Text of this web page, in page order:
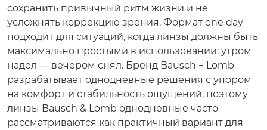
сохранить привычный ритм жизни и не
усложнять коррекцию зрения. Формат one day
подходит для ситуаций, когда линзы должны быть
максимально простыми в использовании: утром
надел — вечером снял. Бренд Bausch + Lomb
разрабатывает однодневные решения с упором
на комфорт и стабильность ощущений, поэтому
линзы Bausch & Lomb однодневные часто
рассматриваются как практичный вариант для